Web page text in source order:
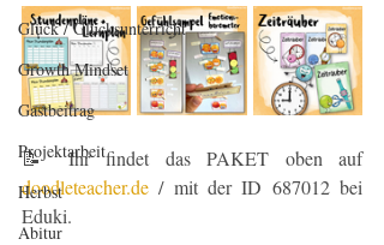
Glück / Glücksunterricht
Growth Mindset
Gastbeitrag
Projektarbeit
Herbst
Abitur
📝 Ihr findet das PAKET oben auf
doodleteacher.de / mit der ID 687012 bei
Eduki.